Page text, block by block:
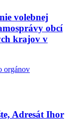
volebnej
obcí
krajov v
orgánov
Adresát Ihor